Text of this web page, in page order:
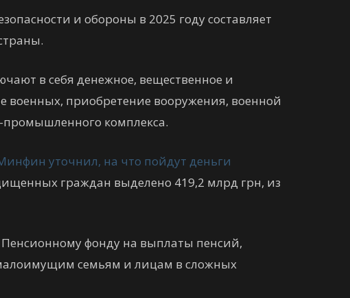
и обороны в 2025 году составляет
в себя денежное, вещественное и
военных, приобретение вооружения, военной
комплекса.
граждан выделено 419,2 млрд грн, из
фонду на выплаты пенсий,
семьям и лицам в сложных